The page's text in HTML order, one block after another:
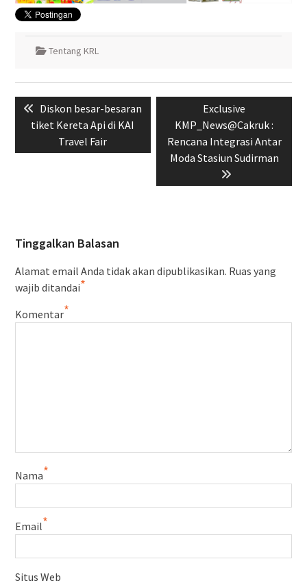
Tentang KRL
pos Previous
post:
Diskon besar-besaran
tiket Kereta Api di KAI
Travel Fair
Next
post:
Exclusive
KMP_News@Cakruk :
Rencana Integrasi Antar
Moda Stasiun Sudirman
Tinggalkan Balasan
Alamat email Anda tidak akan dipublikasikan. Ruas yang
wajib ditandai*
Komentar*
Nama*
Email*
Situs Web